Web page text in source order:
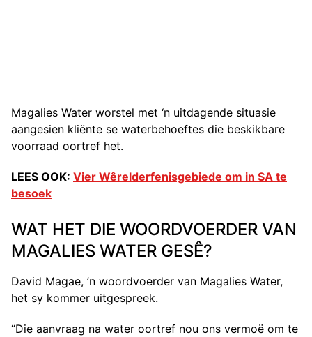
Magalies Water worstel met ‘n uitdagende situasie
aangesien kliënte se waterbehoeftes die beskikbare
voorraad oortref het.
LEES OOK: Vier Wêrelderfenisgebiede om in SA te
besoek
WAT HET DIE WOORDVOERDER VAN
MAGALIES WATER GESÊ?
David Magae, ’n woordvoerder van Magalies Water,
het sy kommer uitgespreek.
“Die aanvraag na water oortref nou ons vermoë om te